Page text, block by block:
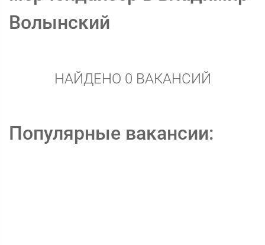
Волынский
НАЙДЕНО 0 ВАКАНСИЙ
Популярные вакансии: